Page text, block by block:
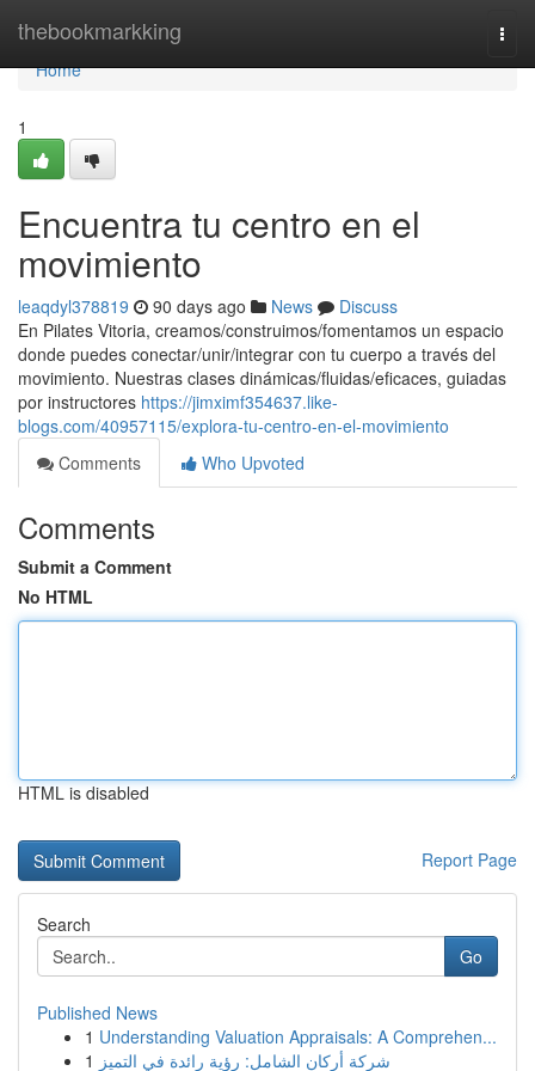
thebookmarkking
Home
Home
1
Encuentra tu centro en el
movimiento
leaqdyl378819 90 days ago News
Discuss
En Pilates Vitoria, creamos/construimos/fomentamos un espacio
donde puedes conectar/unir/integrar con tu cuerpo a través del
movimiento. Nuestras clases dinámicas/fluidas/eficaces, guiadas
por instructores https://jimximf354637.like-
blogs.com/40957115/explora-tu-centro-en-el-movimiento
Comments
Who Upvoted
Comments
Submit a Comment
No HTML
HTML is disabled
Report Page
Search
Go
Published News
1 Understanding Valuation Appraisals: A Comprehen...
1 شركة أركان الشامل: رؤية رائدة في التميز